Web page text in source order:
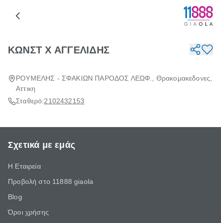
ΚΩΝΣΤ Χ ΑΓΓΕΛΙΔΗΣ
ΡΟΥΜΕΛΗΣ - ΣΦΑΚΙΩΝ ΠΑΡΟΔΟΣ ΛΕΩΦ., Θρακομακεδονες,
Αττικη
Σταθερό:2102432153
Σχετικά με εμάς
Η Εταιρεία
Προβολή στο 11888 giaola
Blog
Όροι χρήσης